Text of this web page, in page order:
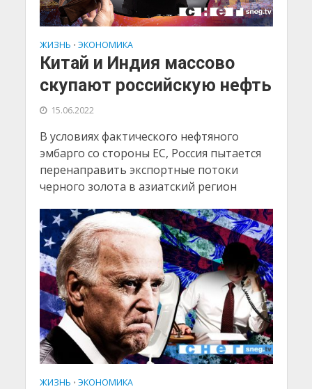
ЖИЗНЬ • ЭКОНОМИКА
Китай и Индия массово
скупают российскую нефть
15.06.2022
В условиях фактического нефтяного
эмбарго со стороны ЕС, Россия пытается
перенаправить экспортные потоки
черного золота в азиатский регион
ЖИЗНЬ • ЭКОНОМИКА